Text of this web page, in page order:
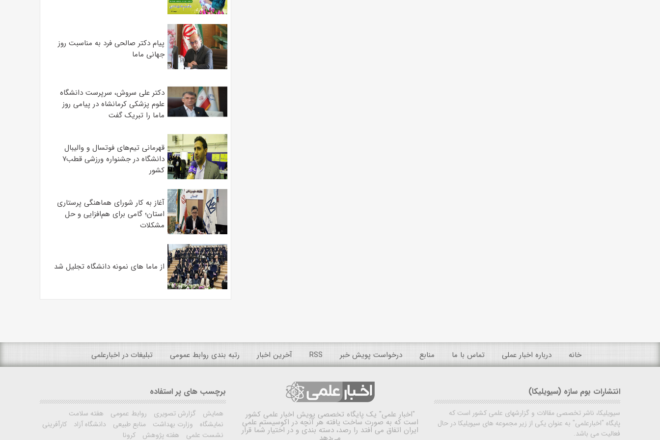
پیام دکتر صالحی فرد به مناسبت روز
جهانی ماما
دکتر علی سروش، سرپرست دانشگاه
علوم پزشکی کرمانشاه در پیامی روز
ماما را تبریک گفت
قهرمانی تیم‌های فوتسال و والیبال
دانشگاه در جشنواره ورزشی قطب۷
کشور
آغاز به کار شورای هماهنگی پرستاری
استان؛ گامی برای هم‌افزایی و حل
مشکلات
از ماما های نمونه دانشگاه تجلیل شد
خانه درباره اخبار عملی تماس با ما منابع درخواست پویش خبر RSS آخرین اخبار رتبه بندی روابط عمومی تبلیغات در اخبارعلمی
انتشارات بوم سازه (سیویلیکا)
سیویلیکا، ناشر تخصصی مقالات و گزارشهای علمی کشور است که
پایگاه "اخبارعلمی" به عنوان یکی از زیر مجموعه های سیویلیکا در حال
فعالیت می باشد.
"اخبار علمی" یک پایگاه تخصصی پویش اخبار علمی کشور
است که به صورت ساخت یافته هر آنچه در اکوسیستم علمی
ایران اتفاق می افتد را رصد، دسته بندی و در اختیار شما قرار
برچسب های پر استفاده
همایش گزارش تصویری روابط عمومی
هفته سلامت
نمایشگاه
وزارت بهداشت منابع طبیعی دانشگاه آزاد
کارآفرینی
نشست علمی
هفته پژوهش کرونا